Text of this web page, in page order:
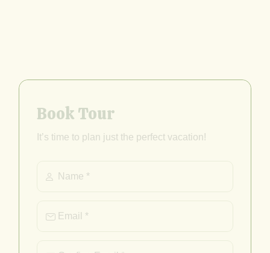
Book Tour
It’s time to plan just the perfect vacation!